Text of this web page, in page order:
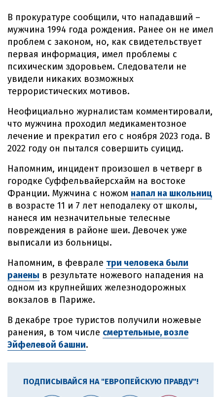
В прокуратуре сообщили, что нападавший –
мужчина 1994 года рождения. Ранее он не имел
проблем с законом, но, как свидетельствует
первая информация, имел проблемы с
психическим здоровьем. Следователи не
увидели никаких возможных
террористических мотивов.
Неофициально журналистам комментировали,
что мужчина проходил медикаментозное
лечение и прекратил его с ноября 2023 года. В
2022 году он пытался совершить суицид.
Напомним, инцидент произошел в четверг в
городке Суффельвайерсхайм на востоке
Франции. Мужчина с ножом напал на школьниц
в возрасте 11 и 7 лет неподалеку от школы,
нанеся им незначительные телесные
повреждения в районе шеи. Девочек уже
выписали из больницы.
Напомним, в феврале три человека были
ранены в результате ножевого нападения на
одном из крупнейших железнодорожных
вокзалов в Париже.
В декабре трое туристов получили ножевые
ранения, в том числе смертельные, возле
Эйфелевой башни.
ПОДПИСЫВАЙСЯ НА "ЕВРОПЕЙСКУЮ ПРАВДУ"!